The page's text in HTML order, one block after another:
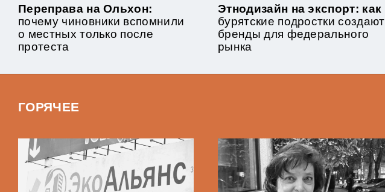
Переправа на Ольхон:
почему чиновники вспомнили
о местных только после
протеста
Этнодизайн на экспорт: как
бурятские подростки создают
бренды для федерального
рынка
ГОРЯЧЕЕ